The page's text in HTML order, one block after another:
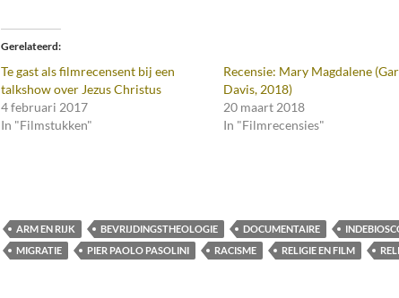
Gerelateerd
Te gast als filmrecensent bij een
talkshow over Jezus Christus
4 februari 2017
In "Filmstukken"
Recensie: Mary Magdalene
Davis, 2018)
20 maart 2018
In "Filmrecensies"
ARM EN RIJK BEVRIJDINGSTHEOLOGIE DOCUMENTAIRE
MIGRATIE
PIER PAOLO PASOLINI RACISME RELIGIE EN FILM